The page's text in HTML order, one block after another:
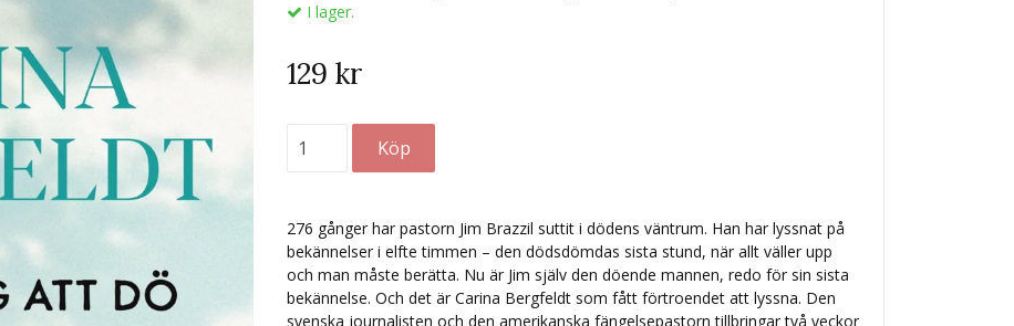
I lager.
129 kr
276 gånger har pastorn Jim Brazzil suttit i dödens väntrum. Han har lyssnat på
bekännelser i elfte timmen – den dödsdömdas sista stund, när allt väller upp
och man måste berätta. Nu är Jim själv den döende mannen, redo för sin sista
bekännelse. Och det är Carina Bergfeldt som fått förtroendet att lyssna. Den
svenska journalisten och den amerikanska fängelsepastorn tillbringar två veckor